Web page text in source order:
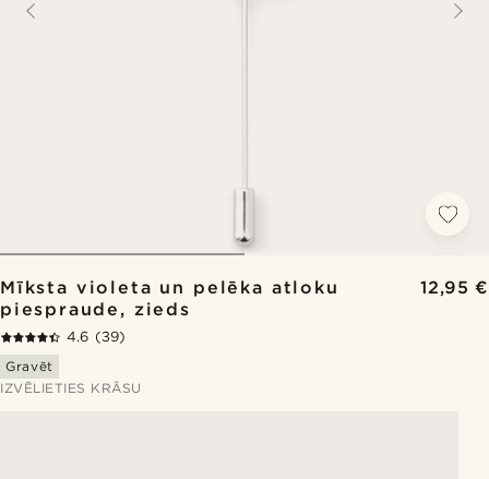
Mīksta violeta un pelēka atloku
piespraude, zieds
12,95 €
4.6 (39)
Gravēt
IZVĒLIETIES KRĀSU